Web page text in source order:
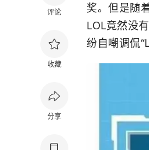
评论
收藏
分享
奖。但是随
LOL竟然没
纷自嘲调侃